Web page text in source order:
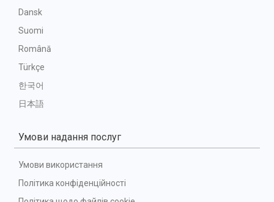
Dansk
Suomi
Română
Türkçe
한국어
日本語
Умови надання послуг
Умови використання
Політика конфіденційності